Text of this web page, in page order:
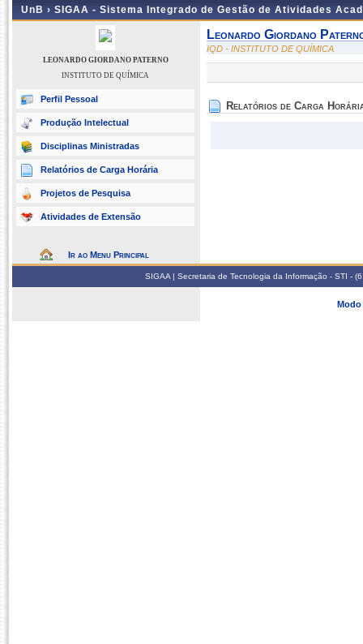
UnB › SIGAA - Sistema Integrado de Gestão de Atividades
LEONARDO GIORDANO PATERNO
INSTITUTO DE QUÍMICA
Perfil Pessoal
Produção Intelectual
Disciplinas Ministradas
Relatórios de Carga Horária
Projetos de Pesquisa
Atividades de Extensão
Ir ao Menu Principal
Leonardo Giordano
IQD - INSTITUTO DE QUÍMICA
Relatórios de Carga
SIGAA | Secretaria de Tecnologia da Informação - STI -
Modo